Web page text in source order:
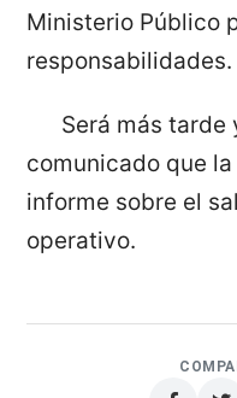
Ministerio Público
responsabilidades.
Será más tarde
comunicado que
informe sobre el
operativo.